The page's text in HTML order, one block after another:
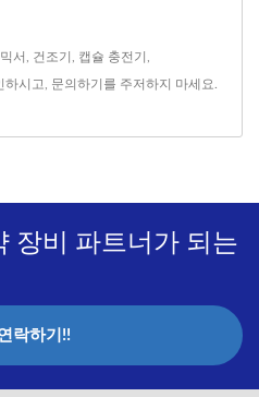
믹서 , 건조기 , 캡슐 충전기 ,
하시고, 문의하기 를 주저하지 마세요.
장비 파트너가 되는
락하기!!